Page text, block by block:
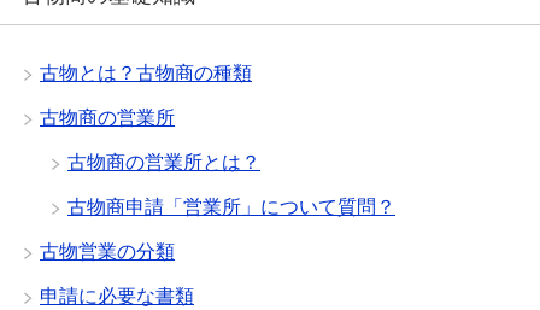
古物とは？古物商の種類
古物商の営業所
古物商の営業所とは？
古物商申請「営業所」について質問？
古物営業の分類
申請に必要な書類